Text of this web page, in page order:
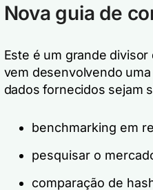
Nova guia de
Este é um grande
vem desenvolvendo
dados fornecidos sejam
benchmarking em
pesquisar o
comparação de